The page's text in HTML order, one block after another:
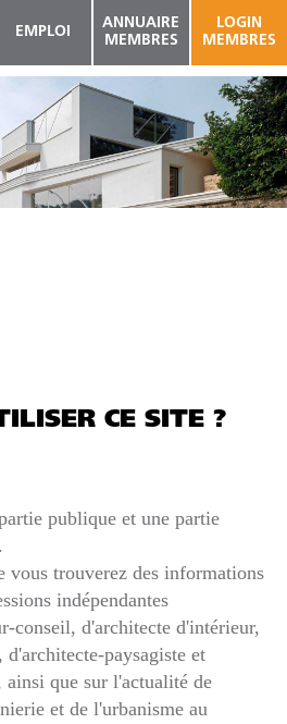
EMPLOI
ANNUAIRE
MEMBRES
LOGIN
MEMBRES
CE SITE ?
publique et une partie
vous trouverez des informations
indépendantes
conseil, d'architecte d'intérieur,
d'architecte-paysagiste et
ainsi que sur l'actualité de
et de l'urbanisme au